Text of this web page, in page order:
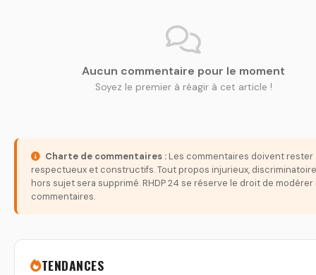
Aucun commentaire pour le moment
Soyez le premier à réagir à cet article !
Charte de commentaires : Les commentaires doivent rester
respectueux et constructifs. Tout propos injurieux,
hors sujet sera supprimé. RHDP 24 se réserve le droit de modérer
commentaires.
TENDANCES